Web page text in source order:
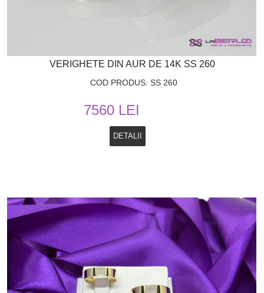
VERIGHETE DIN AUR DE 14K SS 260
COD PRODUS: SS 260
7560 LEI
DETALII